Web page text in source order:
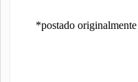
*postado